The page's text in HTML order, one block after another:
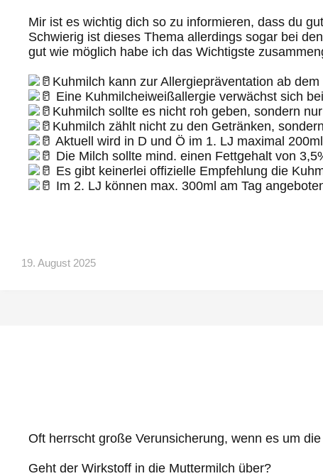
Mir ist es wichtig dich so zu informieren, dass du
Schwierig ist dieses Thema allerdings sogar bei
gut wie möglich habe ich das Wichtigste
Kuhmilch kann zur Allergiepräventation ab
Eine Kuhmilcheiweißallergie verwächst sich
Kuhmilch sollte es nicht roh geben, sondern
Kuhmilch zählt nicht zu den Getränken,
Aktuell wird in D und Ö im 1. LJ maximal
Die Milch sollte mind. einen Fettgehalt von
Es gibt keinerlei offizielle Empfehlung die
Im 2. LJ können max. 300ml am Tag
19. August 2025
Oft herrscht große Verunsicherung, wenn es um
Geht der Wirkstoff in die Muttermilch über?